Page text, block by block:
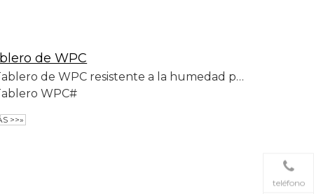
de WPC
Tablero de WPC resistente a la humedad para exteriores
WPC#
>>»
teléfono